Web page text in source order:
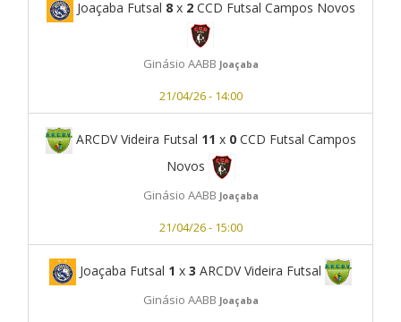
Joaçaba Futsal 8x 2CCD Futsal Campos Novos
Ginásio AABB Joaçaba
21/04/26 - 14:00
ARCDV Videira Futsal 11 x 0CCD Futsal Campos
Novos
Ginásio AABB Joaçaba
21/04/26 - 15:00
Joaçaba Futsal 1 x 3 ARCDV Videira Futsal
Ginásio AABB Joaçaba